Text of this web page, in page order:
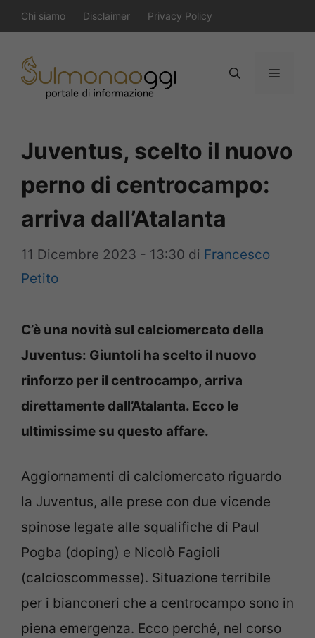
al
contenuto
Chi siamo Disclaimer Privacy Policy
Menu
Juventus, scelto il nuovo
perno di centrocampo:
arriva dall’Atalanta
11 Dicembre 2023 - 13:30 di Francesco
Petito
C’è una novità sul calciomercato della
Juventus: Giuntoli ha scelto il nuovo
rinforzo per il centrocampo, arriva
direttamente dall’Atalanta. Ecco le
ultimissime su questo affare.
Aggiornamenti di calciomercato riguardo
la Juventus, alle prese con due vicende
spinose legate alle squalifiche di Paul
Pogba (doping) e Nicolò Fagioli
(calcioscommesse). Situazione terribile
per i bianconeri che a centrocampo sono in
piena emergenza. Ecco perché, nel corso